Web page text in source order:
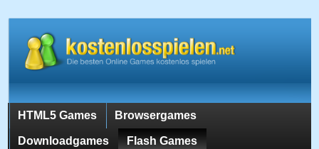
HTML5 Games Browsergames
Downloadgames Flash Games